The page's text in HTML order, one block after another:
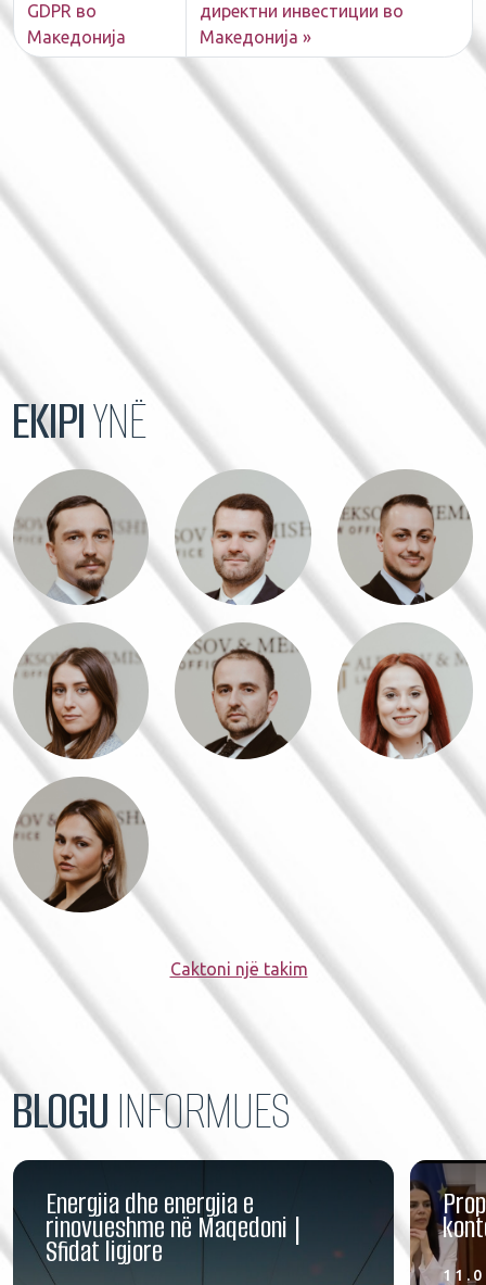
GDPR во
Македонија
директни инвестиции во
Македонија
EKIPIYNË
Caktoni një takim
BLOGUINFORMUES
Energjia dhe energjia e
rinovueshme në Maqedoni |
Sfidat ligjore